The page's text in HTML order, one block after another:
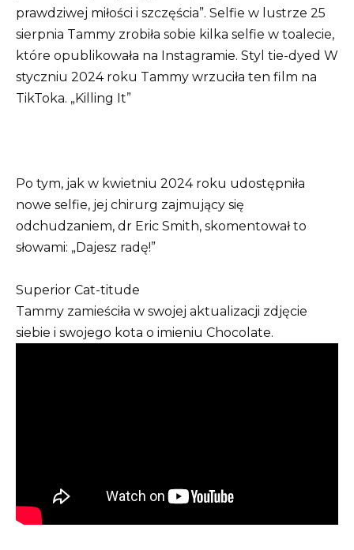
prawdziwej miłości i szczęścia”. Selfie w lustrze 25
sierpnia Tammy zrobiła sobie kilka selfie w toalecie,
które opublikowała na Instagramie. Styl tie-dyed W
styczniu 2024 roku Tammy wrzuciła ten film na
TikToka. „Killing It”
Po tym, jak w kwietniu 2024 roku udostępniła
nowe selfie, jej chirurg zajmujący się
odchudzaniem, dr Eric Smith, skomentował to
słowami: „Dajesz radę!”
Superior Cat-titude
Tammy zamieściła w swojej aktualizacji zdjęcie
siebie i swojego kota o imieniu Chocolate.